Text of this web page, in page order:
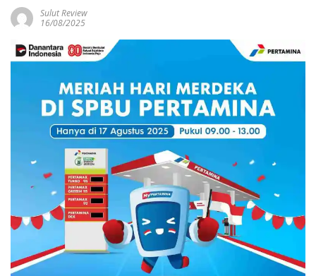
Sulut Review
16/08/2025